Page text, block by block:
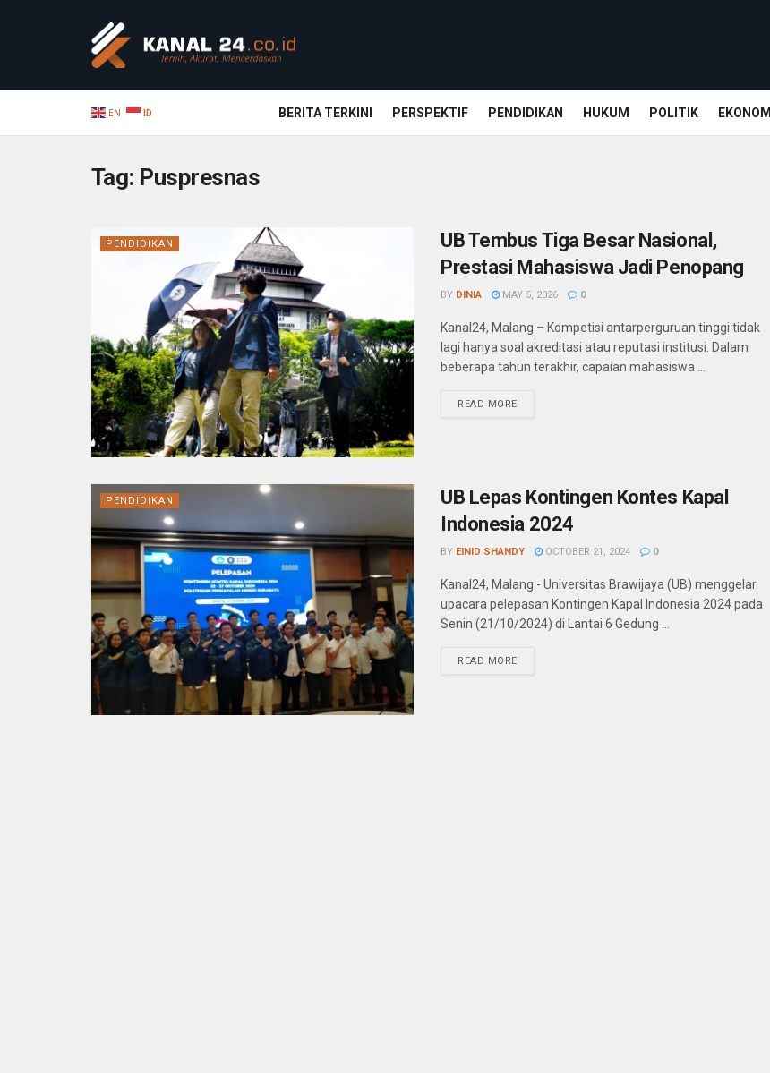
EN ID BERITA TERKINI PERSPEKTIF PENDIDIKAN HUKUM POLITIK EKONOMI
Tag: Puspresnas
PENDIDIKAN
UB Tembus Tiga Besar Nasional,
Prestasi Mahasiswa Jadi Penopang
BY DINIA MAY 5, 2026 0
Kanal24, Malang – Kompetisi antarperguruan tinggi tidak
lagi hanya soal akreditasi atau reputasi institusi. Dalam
beberapa tahun terakhir, capaian mahasiswa ...
READ MORE
PENDIDIKAN
UB Lepas Kontingen Kontes Kapal
Indonesia 2024
BY EINID SHANDY OCTOBER 21, 2024 0
Kanal24, Malang - Universitas Brawijaya (UB) menggelar
upacara pelepasan Kontingen Kapal Indonesia 2024 pada
Senin (21/10/2024) di Lantai 6 Gedung ...
READ MORE